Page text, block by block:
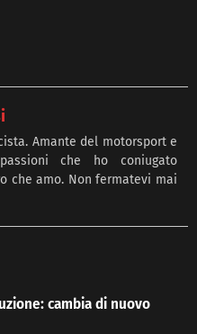
Amante del motorsport e
che ho coniugato
che amo. Non fermatevi mai
cambia di nuovo